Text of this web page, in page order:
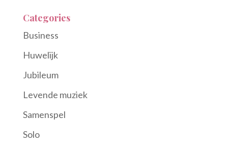
Categories
Business
Huwelijk
Jubileum
Levende muziek
Samenspel
Solo